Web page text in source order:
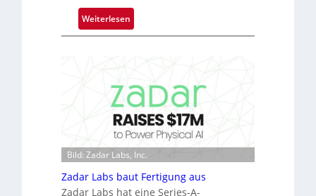
r
i
e
B
-
R
u
n
d
e
i
m
m
r
k
V
i
s
o
Weiterlesen:
M
o
c
h
i
l
Bild: Zadar Labs, Inc.
Zadar Labs baut Fertigung aus
Zadar Labs hat eine Series-A-